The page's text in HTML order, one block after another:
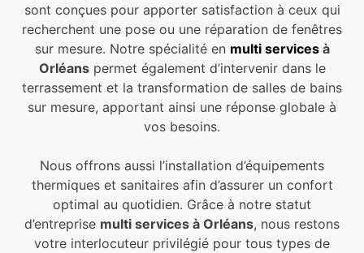
sont conçues pour apporter satisfaction à ceux qui
recherchent une pose ou une réparation de fenêtres
sur mesure. Notre spécialité en multi servicesà
Orléanspermet également d’intervenir dans le
terrassement et la transformation de salles de bains
sur mesure, apportant ainsi une réponse globale à
vos besoins.
Nous offrons aussi l’installation d’équipements
thermiques et sanitaires afin d’assurer un confort
optimal au quotidien. Grâce à notre statut
d’entreprise multi services à Orléans, nous restons
votre interlocuteur privilégié pour tous types de